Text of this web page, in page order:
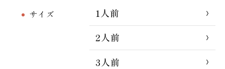
サイズ
1人前
2人前
3人前